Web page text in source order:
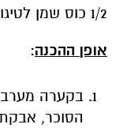
1/2 כוס שמן לטיגון עמוק
אופן ההכנה:
בקערה
הסוכר,